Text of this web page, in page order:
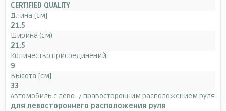
CERTIFIED QUALITY
Длина [см]
21.5
Ширина (см)
21.5
Количество присоединений
9
Высота [см]
33
Автомобиль с лево- / правосторонним расположением руля
для левостороннего расположения руля